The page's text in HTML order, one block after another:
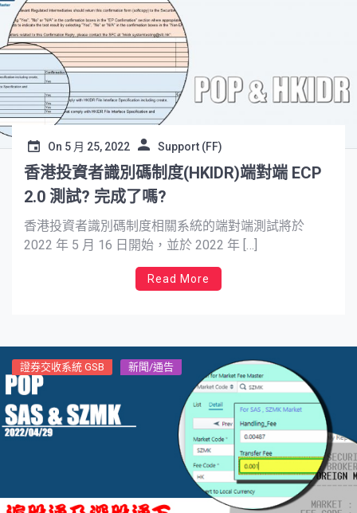
On 5 月 25, 2022 Support (FF)
香港投資者識別碼制度(HKIDR)端對端 ECP
2.0 測試? 完成了嗎?
香港投資者識別碼制度相關系統的端對端測試將於
2022 年 5 月 16 日開始，並於 2022 年 […]
Read More
證券交收系統 GSB 新聞/通告